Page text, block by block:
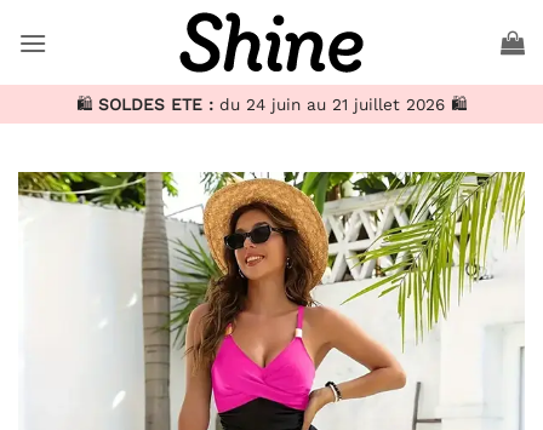
au
🛍️ SOLDES ETE : du 24 juin au 21 juillet 2026 🛍️